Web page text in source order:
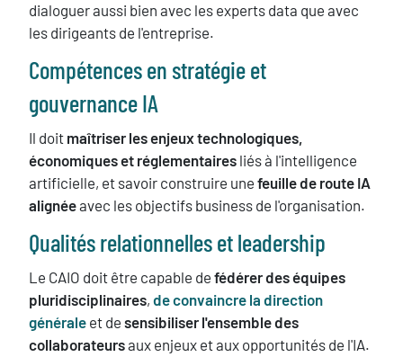
dialoguer aussi bien avec les experts data que avec
les dirigeants de l'entreprise.
Compétences en stratégie et
gouvernance IA
Il doit maîtriser les enjeux technologiques,
économiques et réglementaires liés à l'intelligence
artificielle, et savoir construire une feuille de route IA
alignéeavec les objectifs business de l'organisation.
Qualités relationnelles et leadership
Le CAIO doit être capable de fédérer des équipes
pluridisciplinaires, de convaincre la direction
générale et de sensibiliser l'ensemble des
collaborateursaux enjeux et aux opportunités de l'IA.